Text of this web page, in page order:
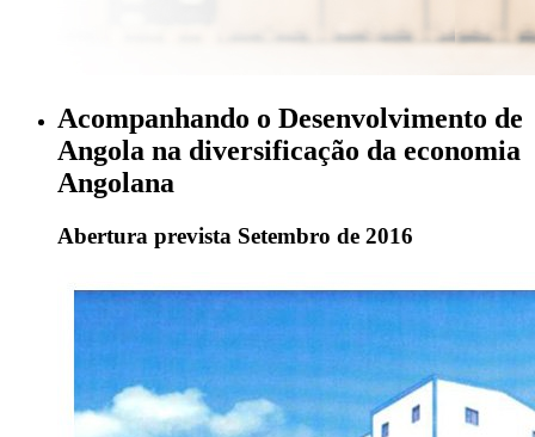
Acompanhando o Desenvolvimento de
Angola na diversificação da economia
Angolana
Abertura prevista Setembro de 2016